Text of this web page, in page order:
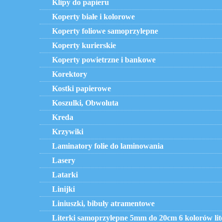
Klipy do papieru
Koperty białe i kolorowe
Koperty foliowe samoprzylepne
Koperty kurierskie
Koperty powietrzne i bankowe
Korektory
Kostki papierowe
Koszulki, Obwoluta
Kreda
Krzywiki
Laminatory folie do laminowania
Lasery
Latarki
Linijki
Liniuszki, bibuły atramentowe
Literki samoprzylepne 5mm do 20cm 6 kolorów